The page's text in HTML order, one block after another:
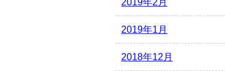
2019年2月
2019年1月
2018年12月